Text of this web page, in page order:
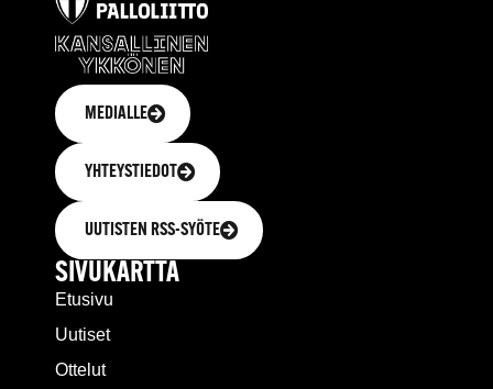
MEDIALLE
YHTEYSTIEDOT
UUTISTEN RSS-SYÖTE
SIVUKARTTA
Etusivu
Uutiset
Ottelut